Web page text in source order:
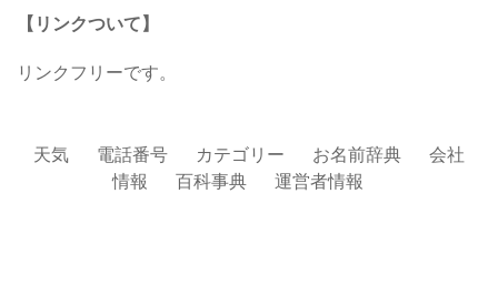
【リンクついて】
リンクフリーです。
天気 電話番号 カテゴリー お名前辞典
会社
情報
百科事典 運営者情報